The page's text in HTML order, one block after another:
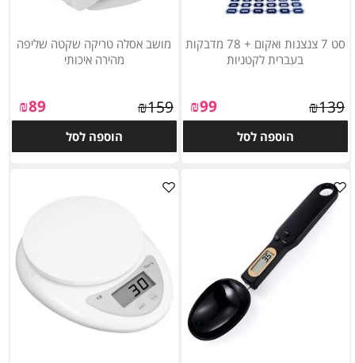
סט 7 צנצנות ואקום + 78 מדבקות
בעברית לקטניות
₪139
₪99
הוספה לסל
מושב אסלה טריקה שקטה שליפה
מהירה איכותי
₪159
₪89
הוספה לסל